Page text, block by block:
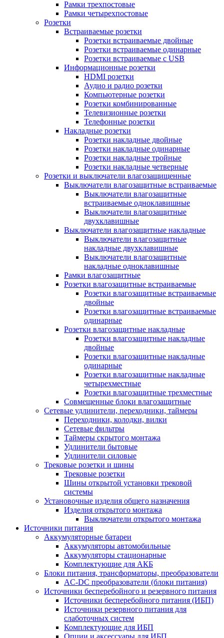
Рамки трехпостовые
Рамки четырехпостовые
Розетки
Встраиваемые розетки
Розетки встраиваемые двойные
Розетки встраиваемые одинарные
Розетки встраиваемые с USB
Информационные розетки
HDMI розетки
Аудио и радио розетки
Компьютерные розетки
Розетки комбинированные
Телевизионные розетки
Телефонные розетки
Накладные розетки
Розетки накладные двойные
Розетки накладные одинарные
Розетки накладные тройные
Розетки накладные четверные
Розетки и выключатели влагозащищенные
Выключатели влагозащитные встраиваемые
Выключатели влагозащитные
встраиваемые одноклавишные
Выключатели влагозащитные
двухклавишные
Выключатели влагозащитные накладные
Выключатели влагозащитные
накладные двухклавишные
Выключатели влагозащитные
накладные одноклавишные
Рамки влагозащитные
Розетки влагозащитные встраиваемые
Розетки влагозащитные встраиваемые
двойные
Розетки влагозащитные встраиваемые
одинарные
Розетки влагозащитные накладные
Розетки влагозащитные накладные
двойные
Розетки влагозащитные накладные
одинарные
Розетки влагозащитные накладные
четырехместные
Розетки влагозащитные трехместные
Совмещенные блоки влагозащитные
Сетевые удлинители, переходники, таймеры
Переходники, колодки, вилки
Сетевые фильтры
Таймеры скрытого монтажа
Удлинители бытовые
Удлинители силовые
Трековые розетки и шины
Трековые розетки
Шины открытой установки трековой
системы
Установочные изделия общего назначения
Изделия открытого монтажа
Выключатели открытого монтажа
Источники питания
Аккумуляторные батареи
Аккумуляторы автомобильные
Аккумуляторы стационарные
Комплектующие для АКБ
Блоки питания, трансформаторы, преобразователи
AC-DC преобразователи (блоки питания)
Источники бесперебойного и резервного питания
Источники бесперебойного питания (ИБП)
Источники резервного питания для
слаботочных систем
Комплектующие для ИБП
Опции и аксессуары для ИБП